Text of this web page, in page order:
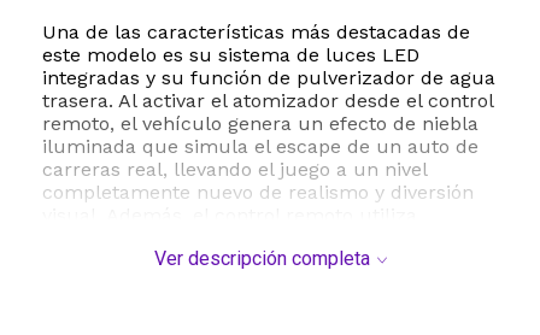
Una de las características más destacadas de
este modelo es su sistema de luces LED
integradas y su función de pulverizador de agua
trasera. Al activar el atomizador desde el control
remoto, el vehículo genera un efecto de niebla
iluminada que simula el escape de un auto de
carreras real, llevando el juego a un nivel
completamente nuevo de realismo y diversión
garantiza una conexión estable libre de
Ver descripción completa